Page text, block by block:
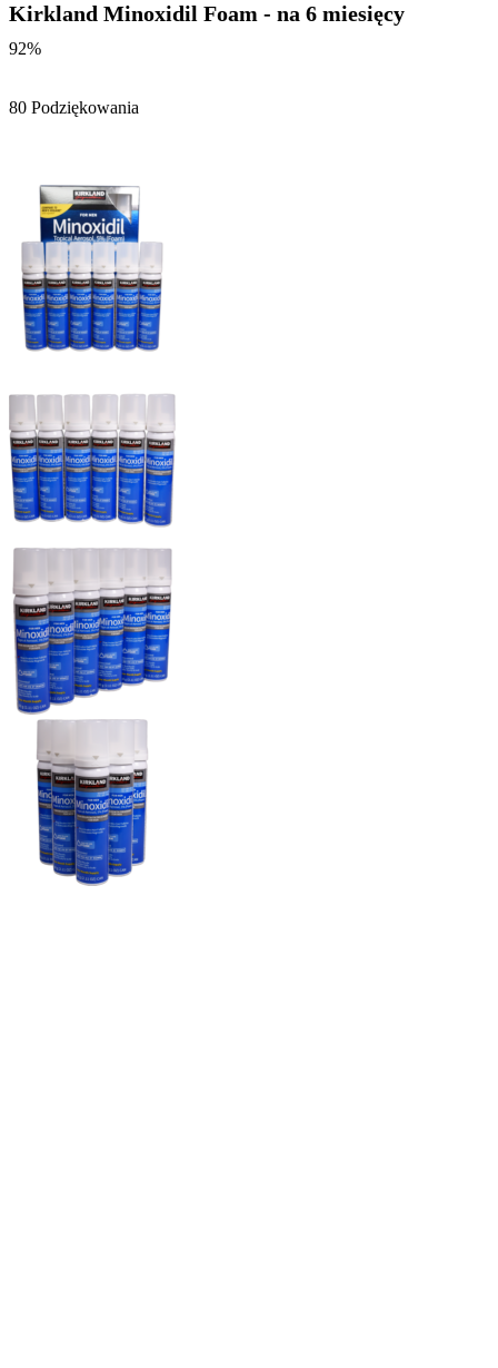
Kirkland Minoxidil Foam - na 6 miesięcy
92%
80 Podziękowania